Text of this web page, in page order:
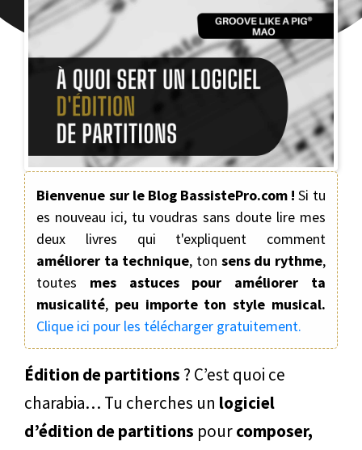
Bienvenue sur le Blog BassistePro.com ! Si tu
es nouveau ici, tu voudras sans doute lire mes
deux livres qui t'expliquent comment
améliorer ta technique, ton sens du rythme,
toutes mes astuces pour améliorer ta
musicalité, peu importe ton style musical.
Clique ici pour les télécharger gratuitement.
Édition de partitions ? C’est quoi ce
charabia… Tu cherches un logiciel
d’édition de partitions pourcomposer,